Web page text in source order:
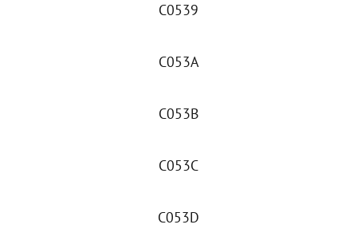
C0539
C053A
C053B
C053C
C053D